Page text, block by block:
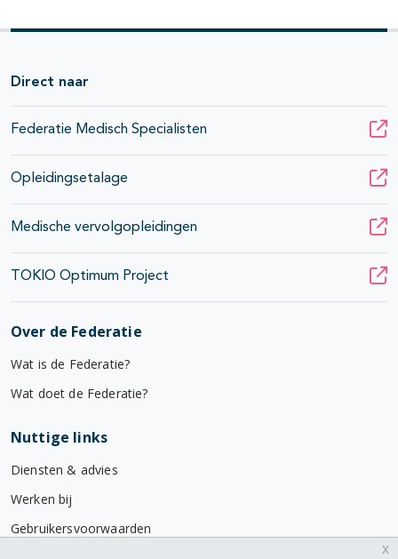
Direct naar
Federatie Medisch Specialisten
Opleidingsetalage
Medische vervolgopleidingen
TOKIO Optimum Project
Over de Federatie
Wat is de Federatie?
Wat doet de Federatie?
Nuttige links
Diensten & advies
Werken bij
Gebruikersvoorwaarden
x